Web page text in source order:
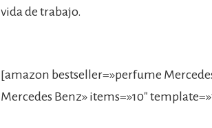
vida de trabajo.
[amazon bestseller=»perfume
Mercedes Benz» items=»10″